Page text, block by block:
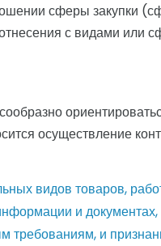
сферы закупки
с видами или
осуществление
видов товаров,
и
требованиям, и